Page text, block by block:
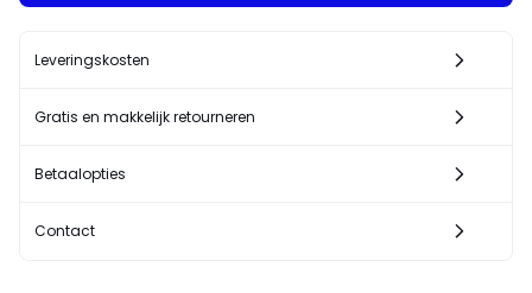
Leveringskosten
Gratis en makkelijk retourneren
Betaalopties
Contact